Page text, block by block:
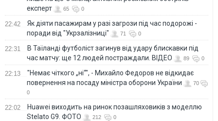
експерт
65 0
22:42
Як діяти пасажирам у разі загрози під час подорожі -
поради від "Укрзалізниці"
71 0
22:31
В Таїланді футболіст загинув від удару блискавки під
час матчу: ще 12 людей постраждали. ВІДЕО
89 0
22:13
"Немає чіткого „ні“", - Михайло Федоров не відкидає
повернення на посаду міністра оборони України
70
0
22:02
Huawei виходить на ринок позашляховиків з моделлю
Stelato G9. ФОТО
212 0